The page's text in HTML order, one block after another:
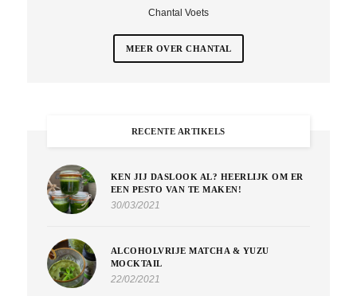
Chantal Voets
MEER OVER CHANTAL
RECENTE ARTIKELS
KEN JIJ DASLOOK AL? HEERLIJK OM ER
EEN PESTO VAN TE MAKEN!
30/03/2021
ALCOHOLVRIJE MATCHA & YUZU
MOCKTAIL
22/02/2021